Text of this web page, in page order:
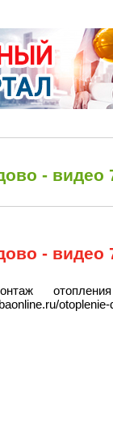
- видео
- видео